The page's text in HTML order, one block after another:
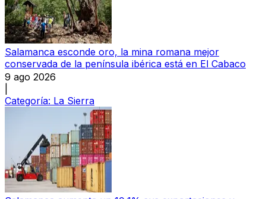
Salamanca esconde oro, la mina romana mejor
conservada de la península ibérica está en El Cabaco
9 ago 2026
Categoría: La Sierra